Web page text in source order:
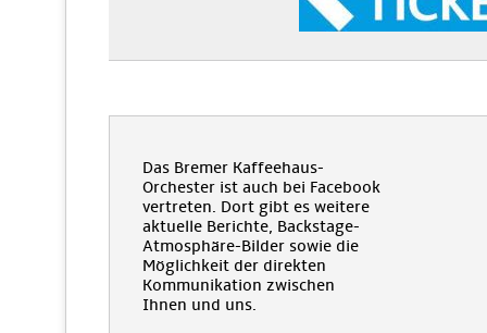
Das Bremer Kaffeehaus-
Orchester ist auch bei Facebook
vertreten. Dort gibt es weitere
aktuelle Berichte, Backstage-
Atmosphäre-Bilder sowie die
Möglichkeit der direkten
Kommunikation zwischen
Ihnen und uns.